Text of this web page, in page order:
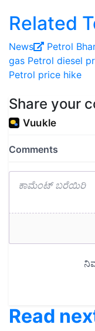
Related
News Petrol
gas Petrol diesel
Petrol price hike
Share your
Read